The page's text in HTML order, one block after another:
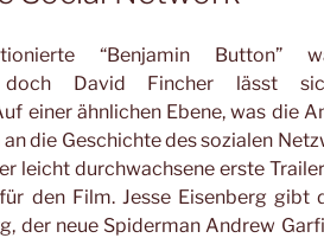
“Benjamin Button”
doch David Fincher lässt
einer ähnlichen Ebene, was die
die Geschichte des sozialen
leicht durchwachsene erste
den Film. Jesse Eisenberg gibt
der neue Spiderman Andrew